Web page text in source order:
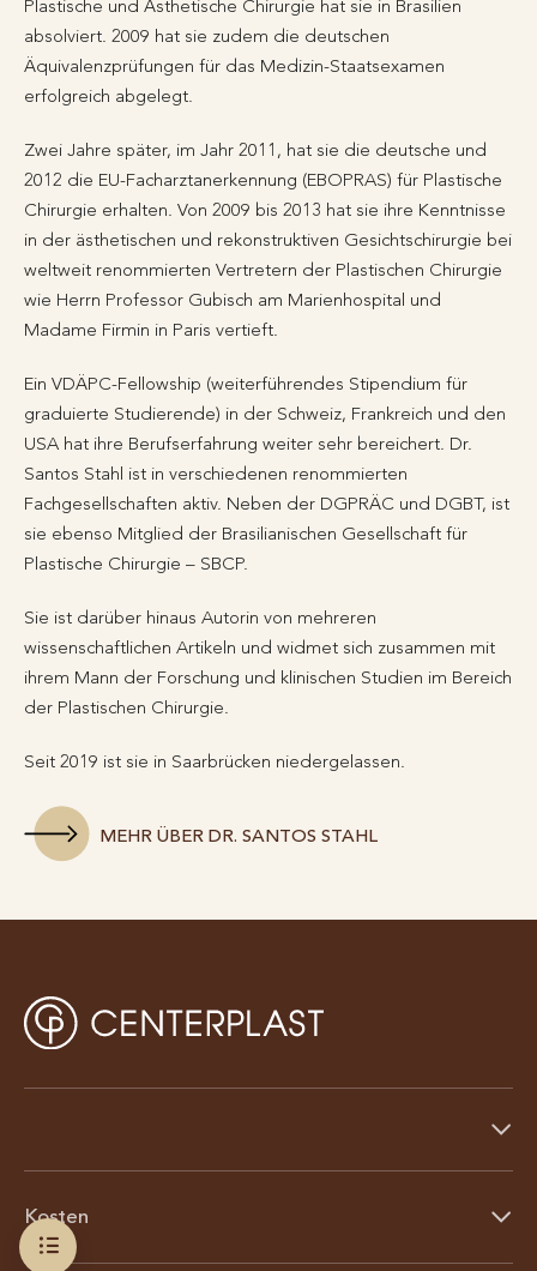
Plastische und Ästhetische Chirurgie hat sie in Brasilien
absolviert. 2009 hat sie zudem die deutschen
Äquivalenzprüfungen für das Medizin-Staatsexamen
erfolgreich abgelegt.
Zwei Jahre später, im Jahr 2011, hat sie die deutsche und
2012 die EU-Facharztanerkennung (EBOPRAS) für Plastische
Chirurgie erhalten. Von 2009 bis 2013 hat sie ihre Kenntnisse
in der ästhetischen und rekonstruktiven Gesichtschirurgie bei
weltweit renommierten Vertretern der Plastischen Chirurgie
wie Herrn Professor Gubisch am Marienhospital und
Madame Firmin in Paris vertieft.
Ein VDÄPC-Fellowship (weiterführendes Stipendium für
graduierte Studierende) in der Schweiz, Frankreich und den
USA hat ihre Berufserfahrung weiter sehr bereichert. Dr.
Santos Stahl ist in verschiedenen renommierten
Fachgesellschaften aktiv. Neben der DGPRÄC und DGBT, ist
sie ebenso Mitglied der Brasilianischen Gesellschaft für
Plastische Chirurgie – SBCP.
Sie ist darüber hinaus Autorin von mehreren
wissenschaftlichen Artikeln und widmet sich zusammen mit
ihrem Mann der Forschung und klinischen Studien im Bereich
der Plastischen Chirurgie.
Seit 2019 ist sie in Saarbrücken niedergelassen.
MEHR ÜBER DR. SANTOS STAHL
Kosten